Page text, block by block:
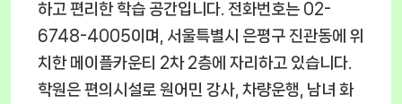
하고 편리한 학습 공간입니다. 전화번호는 02-
6748-4005이며, 서울특별시 은평구 진관동에 위
치한 메이플카운티 2차 2층에 자리하고 있습니다.
학원은 편의시설로 원어민 강사, 차량운행, 남녀 화